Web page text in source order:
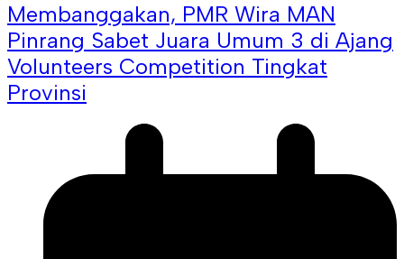
Membanggakan, PMR Wira MAN
Pinrang Sabet Juara Umum 3 di Ajang
Volunteers Competition Tingkat
Provinsi